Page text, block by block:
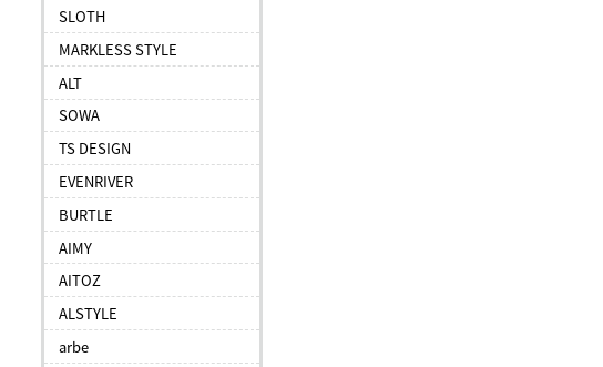
SLOTH
MARKLESS STYLE
ALT
SOWA
TS DESIGN
EVENRIVER
BURTLE
AIMY
AITOZ
ALSTYLE
arbe